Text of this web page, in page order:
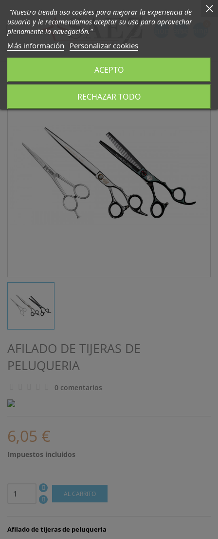

AFILADO DE TIJERAS DE
PELUQUERIA
0 comentarios
6,05 €
Impuestos incluidos
AL CARRITO
Afilado de tijeras de peluqueria
"Nuestra tienda usa cookies para mejorar la experiencia de
usuario y le recomendamos aceptar su uso para aprovechar
plenamente la navegación."
Más información Personalizar cookies
RECHAZAR TODO
ACEPTO